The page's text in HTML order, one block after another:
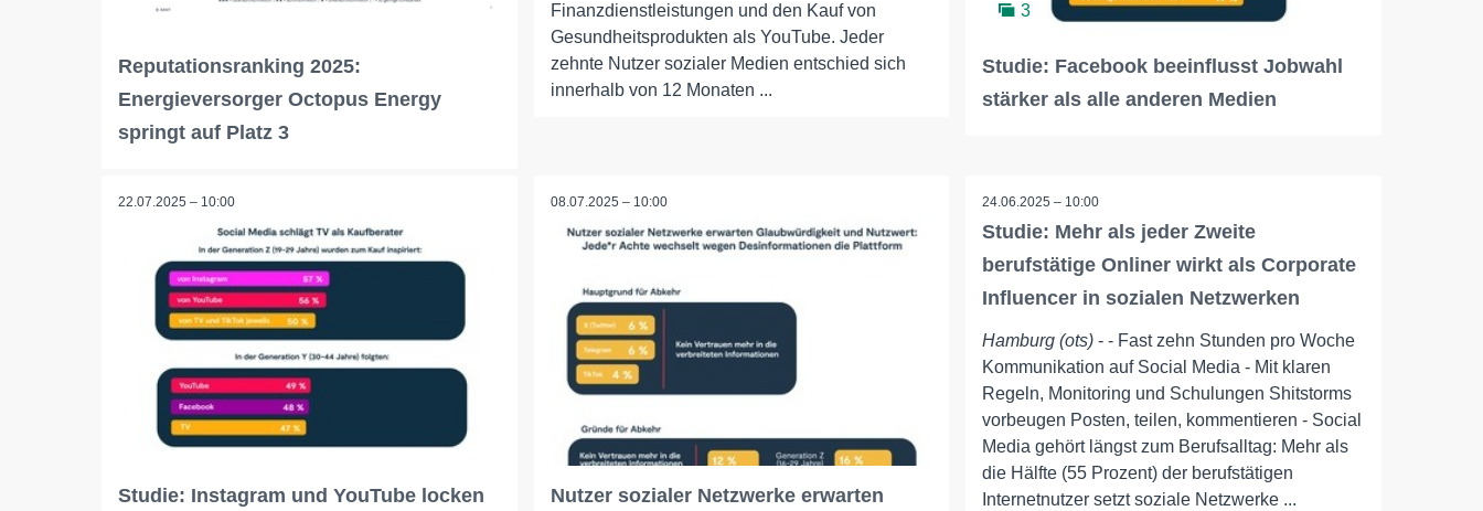
Reputationsranking 2025:
Energieversorger Octopus Energy
springt auf Platz 3
Finanzdienstleistungen und den Kauf von
Gesundheitsprodukten als YouTube. Jeder
zehnte Nutzer sozialer Medien entschied sich
innerhalb von 12 Monaten ...
3
Studie: Facebook beeinflusst Jobwahl
stärker als alle anderen Medien
22.07.2025 – 10:00
Studie: Instagram und YouTube locken
08.07.2025 – 10:00
Nutzer sozialer Netzwerke erwarten
24.06.2025 – 10:00
Studie: Mehr als jeder Zweite
berufstätige Onliner wirkt als Corporate
Influencer in sozialen Netzwerken
Hamburg (ots) - - Fast zehn Stunden pro Woche
Kommunikation auf Social Media - Mit klaren
Regeln, Monitoring und Schulungen Shitstorms
vorbeugen Posten, teilen, kommentieren - Social
Media gehört längst zum Berufsalltag: Mehr als
die Hälfte (55 Prozent) der berufstätigen
Internetnutzer setzt soziale Netzwerke ...